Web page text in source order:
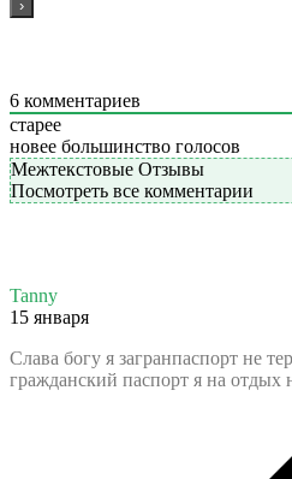
6 комментариев
старее
новее большинство голосов
Межтекстовые Отзывы
Посмотреть все комментарии
Tanny
15 января
Слава богу я загранпаспорт не
гражданский паспорт я на отдых